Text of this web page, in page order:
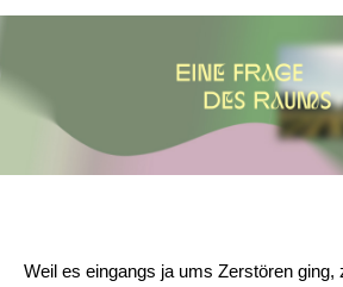
Weil es eingangs ja ums Zerstören